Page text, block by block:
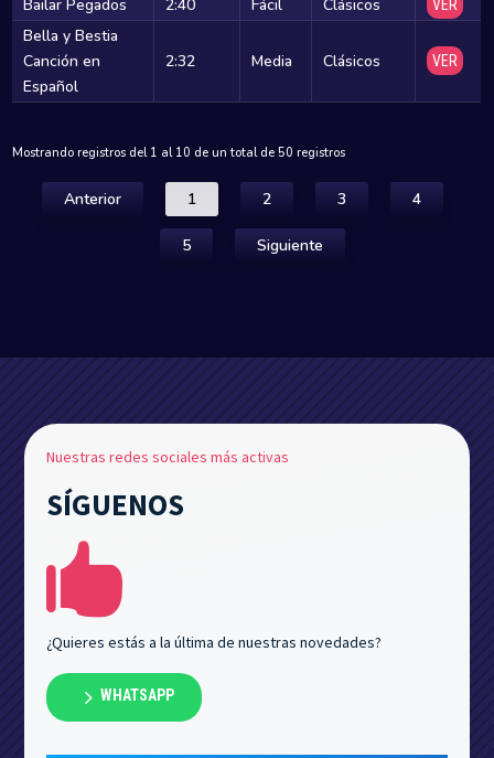
Bailar Pegados 2:40 Fácil Clásicos VER
Bella y Bestia
Canción en
Español
2:32 Media Clásicos VER
Mostrando registros del 1 al 10 de un total de 50 registros
Anterior 1 2 3 4
5 Siguiente

SÍGUENOS
Nuestras redes sociales más activas
¿Quieres estás a la última de nuestras novedades?
5WHATSAPP